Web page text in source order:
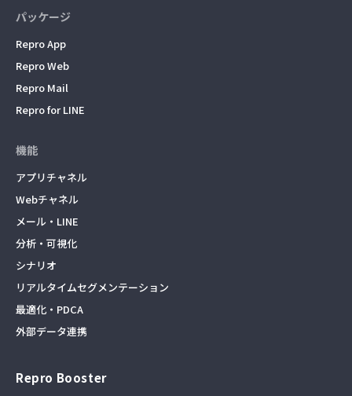
パッケージ
Repro App
Repro Web
Repro Mail
Repro for LINE
機能
アプリチャネル
Webチャネル
メール・LINE
分析・可視化
シナリオ
リアルタイムセグメンテーション
最適化・PDCA
外部データ連携
Repro Booster